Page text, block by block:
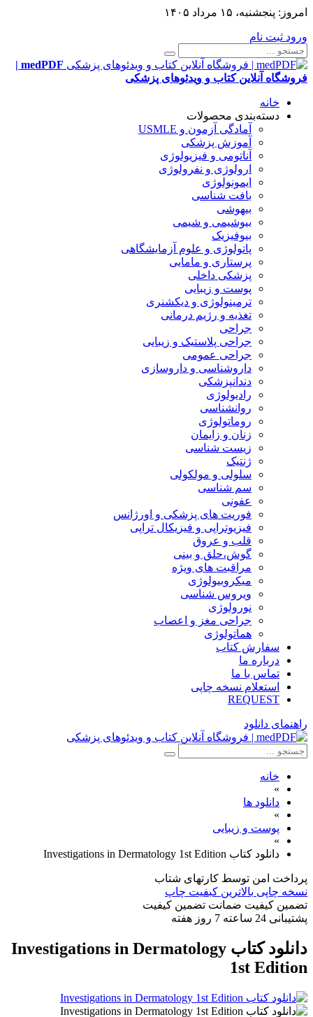
امروز: پنجشنبه، ۱۵ مرداد ۱۴۰۵
ورود ثبت نام
medPDF |
فروشگاه آنلاین کتاب و ویدئوهای پزشکی
خانه
دسته‌بندی محصولات
آمادگی آزمون و USMLE
آموزش پزشکی
آناتومی و فیزیولوژی
ارولوژی و نفرولوژی
ایمونولوژی
بافت شناسی
بیهوشی
بیوشیمی و شیمی
بیوفیزیک
پاتولوژی و علوم آزمایشگاهی
پرستاری و مامایی
پزشکی داخلی
پوست و زیبایی
ترمینولوژی و دیکشنری
تغذیه و رژیم درمانی
جراحی
جراحی پلاستیک و زیبایی
جراحی عمومی
داروشناسی و داروسازی
دندانپزشکی
رادیولوژی
روانشناسی
روماتولوژی
زنان و زایمان
زیست شناسی
ژنتیک
سلولی و مولکولی
سم شناسی
عفونی
فوریت های پزشکی و اورژانس
فیزیوتراپی و فیزیکال تراپی
قلب و عروق
گوش،حلق و بینی
مراقبت های ویژه
میکروبیولوژی
ویروس شناسی
نورولوژی
جراحی مغز و اعصاب
هماتولوژی
سفارش کتاب
درباره ما
تماس با ما
استعلام نسخه چاپی
REQUEST
راهنمای دانلود
خانه
»
دانلود ها
»
پوست و زیبایی
»
دانلود کتاب Investigations in Dermatology 1st Edition
پرداخت امن توسط کارتهای شتاب
نسخه چاپی بالاترین کبفیت چاپ
تضمین کیفیت ضمانت تضمین کیفیت
پشتیبانی 24 ساعته 7 روز هفته
دانلود کتاب Investigations in Dermatology
1st Edition